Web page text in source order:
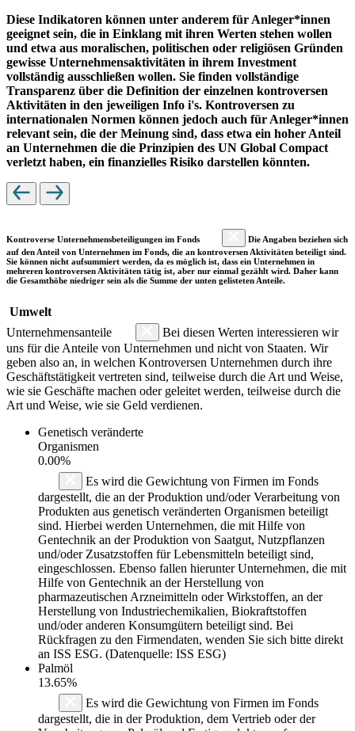
Diese Indikatoren können unter anderem für Anleger*innen
geeignet sein, die in Einklang mit ihren Werten stehen wollen
und etwa aus moralischen, politischen oder religiösen Gründen
gewisse Unternehmensaktivitäten in ihrem Investment
vollständig ausschließen wollen. Sie finden vollständige
Transparenz über die Definition der einzelnen kontroversen
Aktivitäten in den jeweiligen Info i's. Kontroversen zu
internationalen Normen können jedoch auch für Anleger*innen
relevant sein, die der Meinung sind, dass etwa ein hoher Anteil
an Unternehmen die die Prinzipien des UN Global Compact
verletzt haben, ein finanzielles Risiko darstellen könnten.
Kontroverse Unternehmensbeteiligungen im Fonds
Die Angaben beziehen sich
auf den Anteil von Unternehmen im Fonds, die an kontroversen Aktivitäten beteiligt sind.
Sie können nicht aufsummiert werden, da es möglich ist, dass ein Unternehmen in
mehreren kontroversen Aktivitäten tätig ist, aber nur einmal gezählt wird. Daher kann
die Gesamthöhe niedriger sein als die Summe der unten gelisteten Anteile.
Umwelt
Unternehmensanteile
Bei diesen Werten interessieren wir
uns für die Anteile von Unternehmen und nicht von Staaten. Wir
geben also an, in welchen Kontroversen Unternehmen durch ihre
Geschäftstätigkeit vertreten sind, teilweise durch die Art und Weise,
wie sie Geschäfte machen oder geleitet werden, teilweise durch die
Art und Weise, wie sie Geld verdienen.
Genetisch veränderte
Organismen
0.00%
Es wird die Gewichtung von Firmen im Fonds
dargestellt, die an der Produktion und/oder Verarbeitung von
Produkten aus genetisch veränderten Organismen beteiligt
sind. Hierbei werden Unternehmen, die mit Hilfe von
Gentechnik an der Produktion von Saatgut, Nutzpflanzen
und/oder Zusatzstoffen für Lebensmitteln beteiligt sind,
eingeschlossen. Ebenso fallen hierunter Unternehmen, die mit
Hilfe von Gentechnik an der Herstellung von
pharmazeutischen Arzneimitteln oder Wirkstoffen, an der
Herstellung von Industriechemikalien, Biokraftstoffen
und/oder anderen Konsumgütern beteiligt sind. Bei
Rückfragen zu den Firmendaten, wenden Sie sich bitte direkt
an ISS ESG. (Datenquelle: ISS ESG)
Palmöl
13.65%
Es wird die Gewichtung von Firmen im Fonds
dargestellt, die in der Produktion, dem Vertrieb oder der